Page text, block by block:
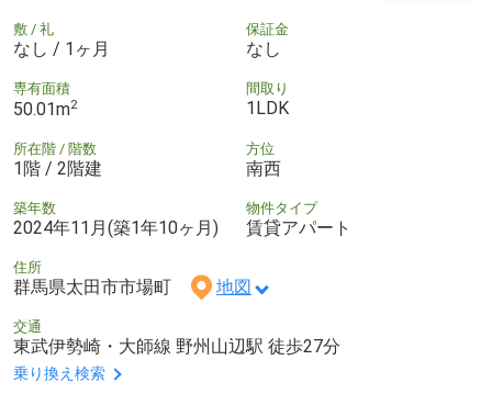
敷 / 礼
なし / 1ヶ月
保証金
なし
専有面積
50.01m2
間取り
1LDK
所在階 / 階数
1階 / 2階建
方位
南西
築年数
2024年11月(築1年10ヶ月)
物件タイプ
賃貸アパート
住所
群馬県太田市市場町 地図
交通
東武伊勢崎・大師線 野州山辺駅 徒歩27分
乗り換え検索